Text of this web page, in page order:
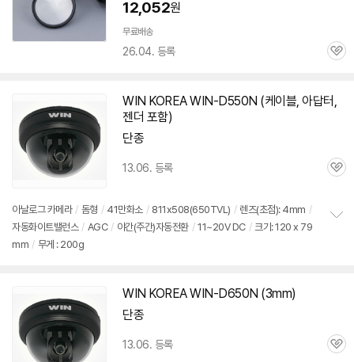
12,052원
무료배송
26.04. 등록
관
WIN KOREA WIN-D550N (케이블, 아답터,
젠더 포함)
단종
13.06. 등록
관
아날로그 카메라 / 돔형 / 41만화소 / 811x508(650TVL) / 렌즈(초점): 4mm /
자동화이트밸런스 / AGC / 야간(주간)자동전환 / 11~20V DC / 크기: 120 x 79
mm / 무게 : 200g
WIN KOREA WIN-D650N (3mm)
단종
13.06. 등록
관